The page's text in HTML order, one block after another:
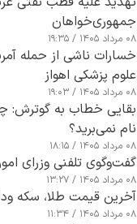
جمهوری‌خواهان
۰۸ مرداد ۱۴۰۵ / ۱۹:۳۵
خسارات ناشی از حمله
علوم پزشکی اهواز
۰۸ مرداد ۱۴۰۵ / ۱۹:۰۳
بقایی خطاب به گوترش:
نام نمی‌برید؟
۰۸ مرداد ۱۴۰۵ / ۱۸:۱۵
گفت‌وگوی تلفنی وزرای
۰۸ مرداد ۱۴۰۵ / ۱۳:۲۷
آخرین قیمت طلا، سکه ودلار8
۰۸ مرداد ۱۴۰۵ / ۱۱:۳۴